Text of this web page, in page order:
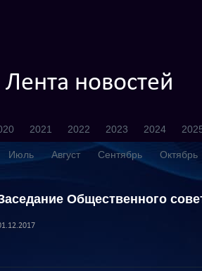
Лента новостей
2021 2022 2023 2024
Июль Август Сентябрь Октябрь
Общественного